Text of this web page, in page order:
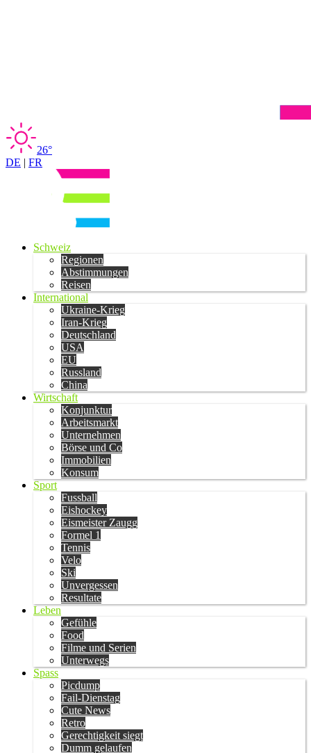
26°
DE | FR
Schweiz
Regionen
Abstimmungen
Reisen
International
Ukraine-Krieg
Iran-Krieg
Deutschland
USA
EU
Russland
China
Wirtschaft
Konjunktur
Arbeitsmarkt
Unternehmen
Börse und Co
Immobilien
Konsum
Sport
Fussball
Eishockey
Eismeister Zaugg
Formel 1
Tennis
Velo
Ski
Unvergessen
Resultate
Leben
Gefühle
Food
Filme und Serien
Unterwegs
Spass
Picdump
Fail-Dienstag
Cute News
Retro
Gerechtigkeit siegt
Dumm gelaufen